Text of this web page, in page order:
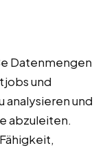
Datenmengen
und
analysieren und
abzuleiten.
Fähigkeit,